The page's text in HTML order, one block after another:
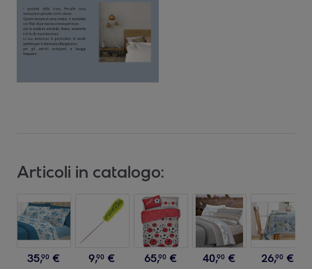
Articoli in catalogo:
35,90 € 9,90 € 65,90 € 40,90 € 26,90 €